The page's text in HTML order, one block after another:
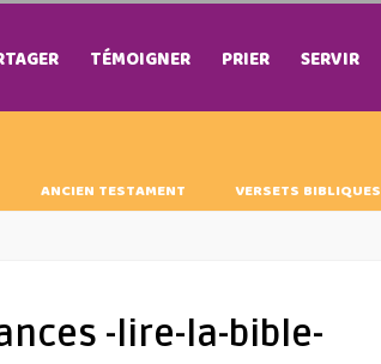
TÉMOIGNER PRIER SERVIR
ANCIEN TESTAMENT VERSETS BIBLIQUES
-lire-la-bible-